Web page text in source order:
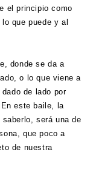
el principio como
que puede y al
donde se da a
o lo que viene a
de lado por
este baile, la
será una de
que poco a
de nuestra